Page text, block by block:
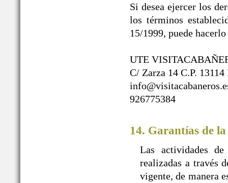
Si desea ejercer los
los términos
15/1999, puede
UTE
C/ Zarza 14 C.P.
926775384
14. Garantías de
Las actividades
realizadas a través
vigente, de manera